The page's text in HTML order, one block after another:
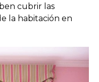
cubrir las
la habitación en